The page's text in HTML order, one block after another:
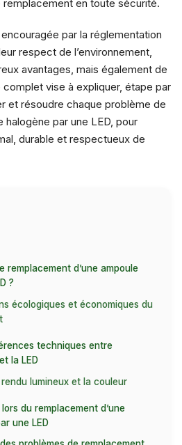
en toute sécurité.
par la réglementation
respect de l’environnement,
avantages, mais également de
vise à expliquer, étape par
et résoudre chaque problème de
halogène par une LED, pour
durable et respectueux de
remplacement d’une ampoule
?
écologiques et économiques du
techniques entre
la LED
rendu lumineux et la couleur
du remplacement d’une
une LED